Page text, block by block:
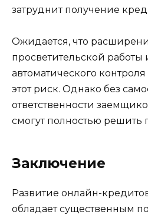
затруднит получение
Ожидается, что
просветительской
автоматического
этот риск. Однако без
ответственности
смогут полностью решить
Заключение
Развитие онлайн-
обладает существенным